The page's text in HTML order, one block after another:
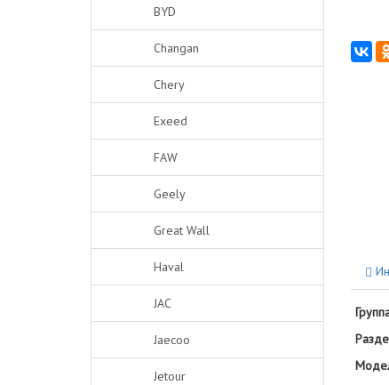
BYD
Changan
Chery
Exeed
FAW
Geely
Great Wall
Haval
JAC
Jaecoo
Jetour